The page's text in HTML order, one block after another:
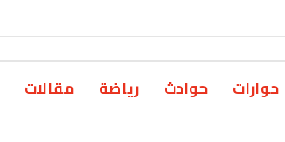
حوارات حوادث رياضة مقالات